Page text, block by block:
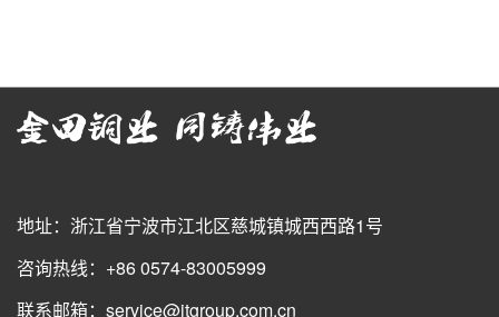
地址：浙江省宁波市江北区慈城镇城西西路1号
咨询热线：+86 0574-83005999
联系邮箱：service@jtgroup.com.cn